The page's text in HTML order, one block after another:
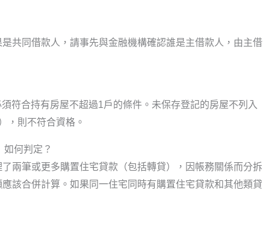
共同借款人，請事先與金融機構確認誰是主借款人，由主借
符合持有房屋不超過1戶的條件。未保存登記的房屋不列入
，則不符合資格。
何判定？
兩筆或更多購置住宅貸款（包括轉貸），因帳務關係而分拆
該合併計算。如果同一住宅同時有購置住宅貸款和其他類貸